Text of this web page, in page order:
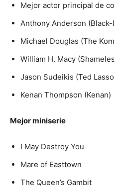
Mejor actor principal de
Anthony Anderson (Black-
Michael Douglas (The
William H. Macy
Jason Sudeikis (Ted
Kenan Thompson (Kenan)
Mejor miniserie
I May Destroy You
Mare of Easttown
The Queen’s Gambit